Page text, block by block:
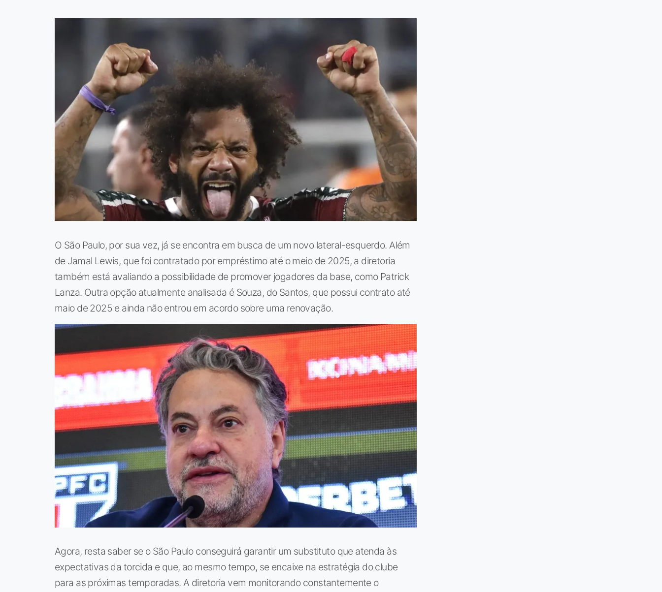
O São Paulo, por sua vez, já se encontra em busca de um novo lateral-esquerdo. Além
de Jamal Lewis, que foi contratado por empréstimo até o meio de 2025, a diretoria
também está avaliando a possibilidade de promover jogadores da base, como Patrick
Lanza. Outra opção atualmente analisada é Souza, do Santos, que possui contrato até
maio de 2025 e ainda não entrou em acordo sobre uma renovação.
Agora, resta saber se o São Paulo conseguirá garantir um substituto que atenda às
expectativas da torcida e que, ao mesmo tempo, se encaixe na estratégia do clube
para as próximas temporadas. A diretoria vem monitorando constantemente o